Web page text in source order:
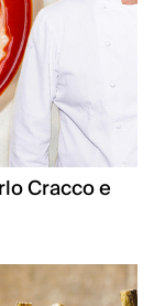
Cracco e